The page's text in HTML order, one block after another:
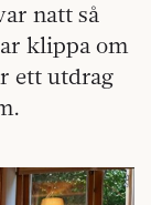
natt så
klippa om
ett utdrag